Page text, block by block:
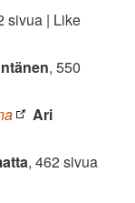
sivua | Like
, 550
Ari
, 462 sivua